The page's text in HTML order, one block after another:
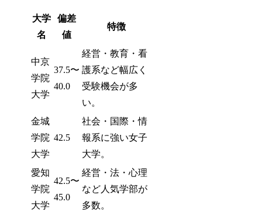
大学
名
偏差
値
特徴
中京
学院
大学
37.5〜
40.0
経営・教育・看
護系など幅広く
受験機会が多
い。
金城
学院
大学
42.5
社会・国際・情
報系に強い女子
大学。
愛知
学院
大学
42.5〜
45.0
経営・法・心理
など人気学部が
多数。